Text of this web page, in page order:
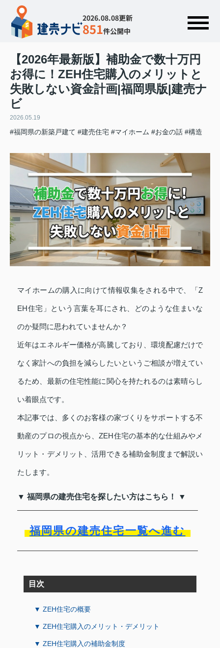
2026.08.08更新
851件公開中
【2026年最新版】補助金で数十万円
お得に！ZEH住宅購入のメリットと
失敗しない資金計画|福岡県版|建売ナ
ビ
2026.05.19
#福岡県の新築戸建て #建売住宅 #マイホーム #お金の話 #構造
マイホームの購入に向けて情報収集をされる中で、「Z
EH住宅」という言葉を耳にされ、どのような住まいな
のか疑問に思われていませんか？
近年はエネルギー価格が高騰しており、環境配慮だけで
なく家計への負担を減らしたいというご相談が増えてい
るため、最新の住宅性能に関心を持たれるのは素晴らし
い着眼点です。
本記事では、多くのお客様の家づくりをサポートする不
動産のプロの視点から、ZEH住宅の基本的な仕組みやメ
リット・デメリット、活用できる補助金制度まで解説い
たします。
▼ 福岡県の建売住宅を探したい方はこちら！ ▼
福岡県の建売住宅一覧へ進む
目次
▼ ZEH住宅の概要
▼ ZEH住宅購入のメリット・デメリット
▼ ZEH住宅購入の補助金制度